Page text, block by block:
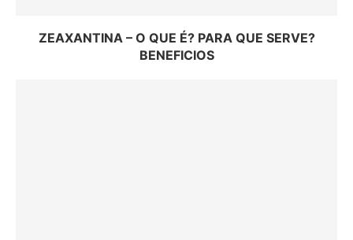
ZEAXANTINA – O QUE É? PARA QUE SERVE?
BENEFICIOS